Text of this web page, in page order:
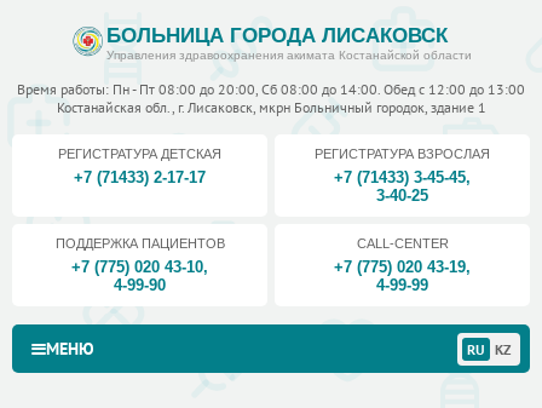
БОЛЬНИЦА ГОРОДА ЛИСАКОВСК
Управления здравоохранения акимата Костанайской области
Время работы: Пн - Пт 08:00 до 20:00, Сб 08:00 до 14:00. Обед с 12:00 до 13:00
Костанайская обл., г. Лисаковск, мкрн Больничный городок, здание 1
РЕГИСТРАТУРА ДЕТСКАЯ
+7 (71433) 2-17-17
РЕГИСТРАТУРА ВЗРОСЛАЯ
+7 (71433) 3-45-45,
3-40-25
ПОДДЕРЖКА ПАЦИЕНТОВ
+7 (775) 020 43-10,
4-99-90
CALL-CENTER
+7 (775) 020 43-19,
4-99-99
МЕНЮ RU KZ